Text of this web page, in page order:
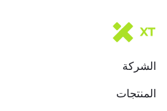
الشركة
المنتجات